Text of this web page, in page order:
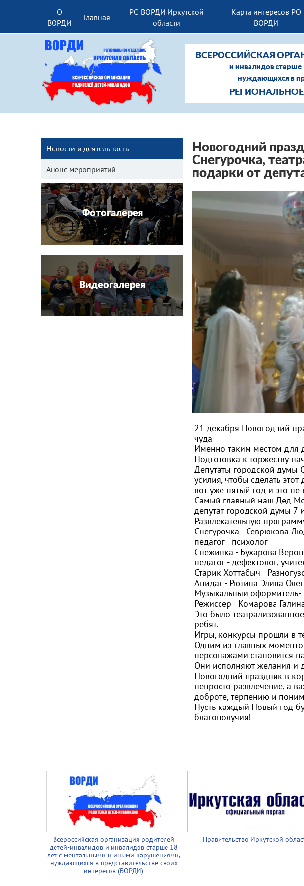
О
ВОРДИ
Главная
РО ВОРДИ Иркутской
области
Карта интересов РО
ВОРДИ
ВСЕРОССИЙСКАЯ
и инвалидов
нуждающихся в
Новости и деятельность
Анонс мероприятий
Фотогалерея
Видеогалерея
Новогодний
Снегурочка,
подарки от
21 декабря Новогодний
чуда ‍
Именно таким местом для
Подготовка к торжеству
Депутаты городской думы
усилия, чтобы сделать
вот уже пятый год и это не
Самый главный наш Дед
депутат городской думы 7
Развлекательную
Снегурочка - Севрюкова
педагог - психолог
Снежинка - Бухарова
педагог - дефектолог,
Старик Хоттабыч -
Анидаг - Рютина Элина
Музыкальный оформитель-
Режиссёр - Комарова
Это было
ребят.
Игры, конкурсы прошли в
Одним из главных
персонажами становится
Они исполняют желания и
Новогодний праздник в
непросто развлечение, а
доброте, терпению и
Пусть каждый Новый год
благополучия!
Всероссийская организация родителей
детей-инвалидов и инвалидов старше 18
лет с ментальными и иными нарушениями,
нуждающихся в представительстве своих
интересов (ВОРДИ)
Правительство Иркутской